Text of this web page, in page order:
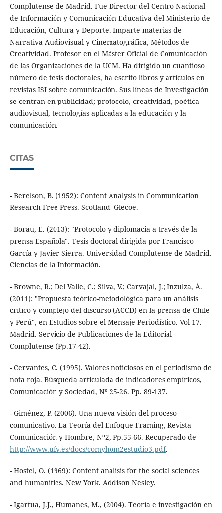
Complutense de Madrid. Fue Director del Centro Nacional
de Información y Comunicación Educativa del Ministerio de
Educación, Cultura y Deporte. Imparte materias de
Narrativa Audiovisual y Cinematográfica, Métodos de
Creatividad. Profesor en el Máster Oficial de Comunicación
de las Organizaciones de la UCM. Ha dirigido un cuantioso
número de tesis doctorales, ha escrito libros y artículos en
revistas ISI sobre comunicación. Sus líneas de Investigación
se centran en publicidad; protocolo, creatividad, poética
audiovisual, tecnologías aplicadas a la educación y la
comunicación.
CITAS
- Berelson, B. (1952): Content Analysis in Communication
Research Free Press. Scotland. Glecoe.
- Borau, E. (2013): "Protocolo y diplomacia a través de la
prensa Española". Tesis doctoral dirigida por Francisco
García y Javier Sierra. Universidad Complutense de Madrid.
Ciencias de la Información.
- Browne, R.; Del Valle, C.; Silva, V.; Carvajal, J.; Inzulza, Á.
(2011): "Propuesta teórico-metodológica para un análisis
crítico y complejo del discurso (ACCD) en la prensa de Chile
y Perú", en Estudios sobre el Mensaje Periodístico. Vol 17.
Madrid. Servicio de Publicaciones de la Editorial
Complutense (Pp.17-42).
- Cervantes, C. (1995). Valores noticiosos en el periodismo de
nota roja. Búsqueda articulada de indicadores empíricos,
Comunicación y Sociedad, Nº 25-26. Pp. 89-137.
- Giménez, P. (2006). Una nueva visión del proceso
comunicativo. La Teoría del Enfoque Framing, Revista
Comunicación y Hombre, Nº2, Pp.55-66. Recuperado de
http://www.ufv.es/docs/comyhom2estudio3.pdf.
- Hostel, O. (1969): Content análisis for the social sciences
and humanities. New York. Addison Nesley.
- Igartua, J.J., Humanes, M., (2004). Teoría e investigación en